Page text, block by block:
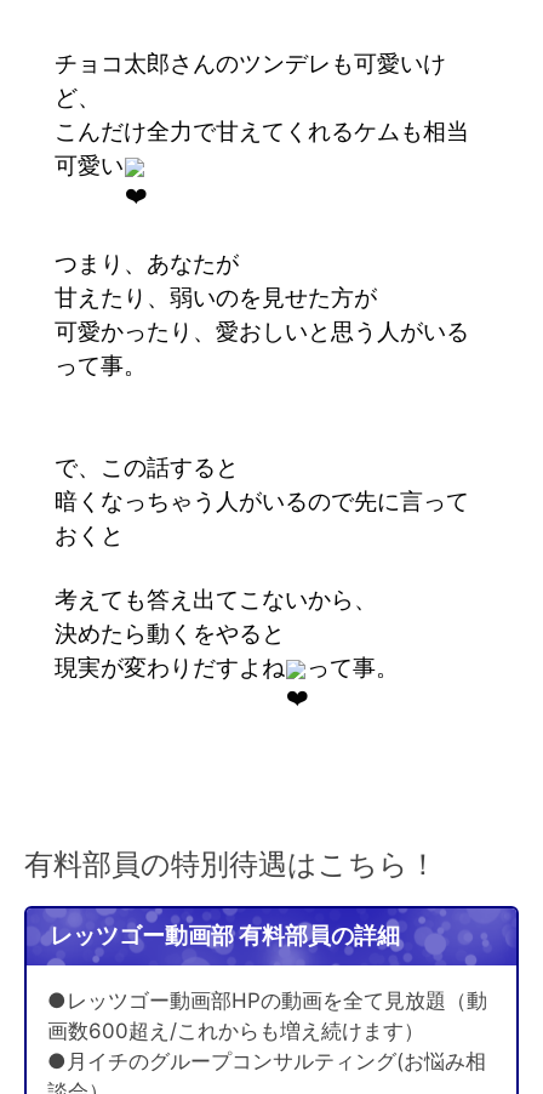
チョコ太郎さんのツンデレも可愛いけ
ど、
こんだけ全力で甘えてくれるケムも相当
可愛い
つまり、あなたが
甘えたり、弱いのを見せた方が
可愛かったり、愛おしいと思う人がいる
って事。
で、この話すると
暗くなっちゃう人がいるので先に言って
おくと
考えても答え出てこないから、
決めたら動くをやると
現実が変わりだすよね
って事。
有料部員の特別待遇はこちら！
レッツゴー動画部 有料部員の詳細
●レッツゴー動画部HPの動画を全て見放題（動
画数600超え/これからも増え続けます）
●月イチのグループコンサルティング(お悩み相